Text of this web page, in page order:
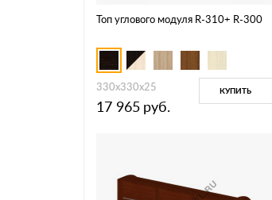
Топ углового модуля R-310+ R-300
330х330х25
17 965 руб.
КУПИТЬ